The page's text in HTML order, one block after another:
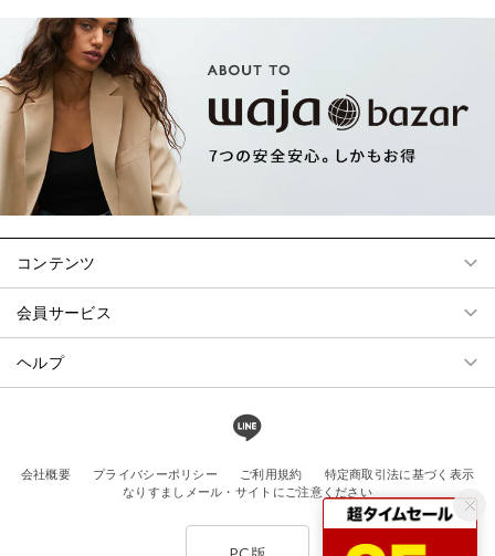
コンテンツ
会員サービス
ヘルプ
会社概要 プライバシーポリシー ご利用規約
特定商取引法に基づく表示
なりすましメール・サイトにご注意ください